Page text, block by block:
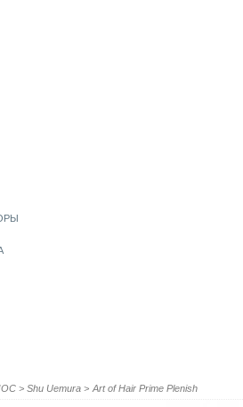
> Shu Uemura > Art of Hair Prime Plenish